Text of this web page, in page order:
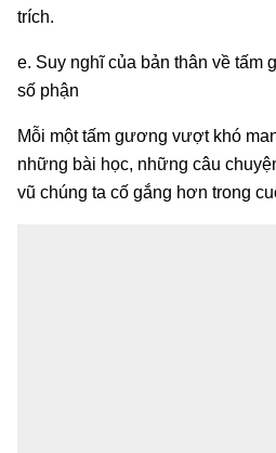
trích.
e. Suy nghĩ của bản thân về tấm
số phận
Mỗi một tấm gương vượt khó
những bài học, những câu
vũ chúng ta cố gắng hơn trong